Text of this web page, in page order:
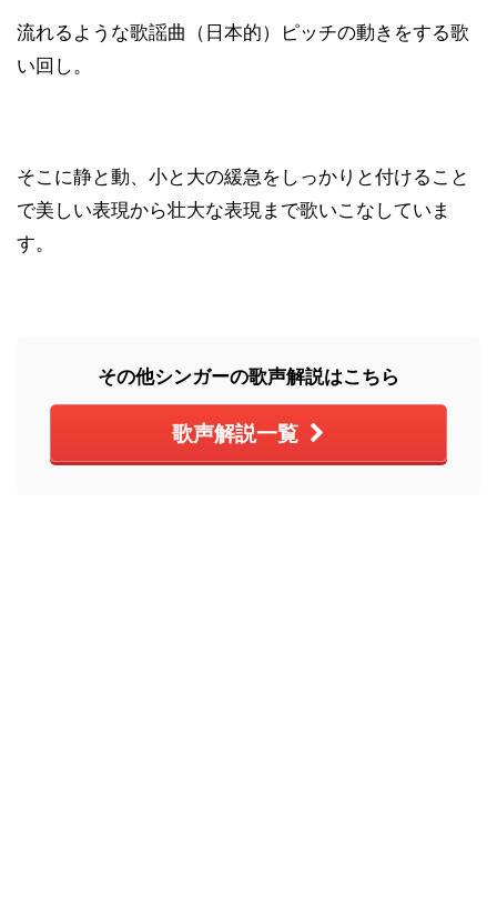
流れるような歌謡曲（日本的）ピッチの動きをする歌
い回し。
そこに静と動、小と大の緩急をしっかりと付けること
で美しい表現から壮大な表現まで歌いこなしていま
す。
その他シンガーの歌声解説はこちら
歌声解説一覧